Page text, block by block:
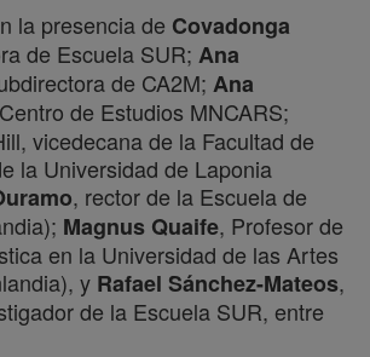
la presencia de Covadonga
de Escuela SUR; Ana
de CA2M; Ana
de Estudios MNCARS;
vicedecana de la Facultad de
la Universidad de Laponia
, rector de la Escuela de
Magnus Quaife, Profesor de
en la Universidad de las Artes
y Rafael Sánchez-Mateos,
de la Escuela SUR, entre